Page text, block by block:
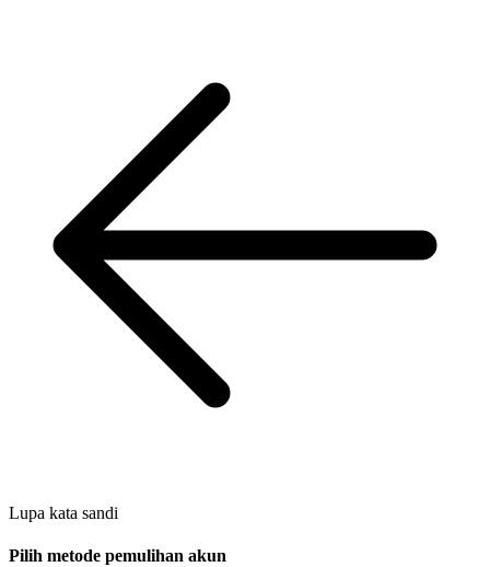
Lupa kata sandi
Pilih metode pemulihan akun